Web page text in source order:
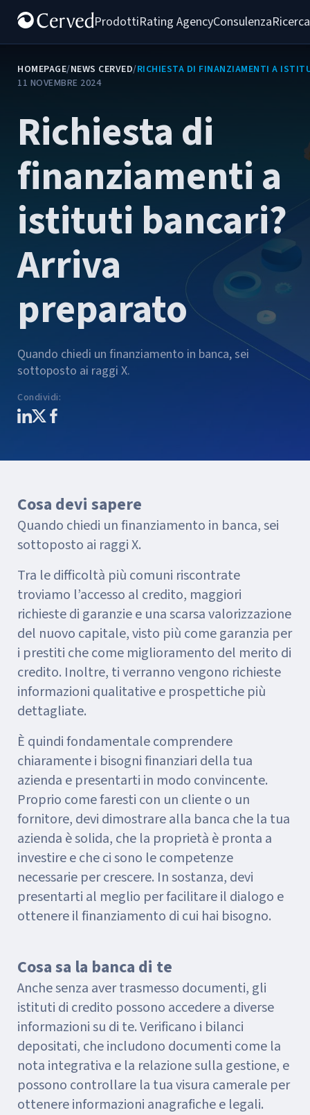
ProdottiRating AgencyConsulenza
HOMEPAGE/NEWS CERVED/RICHIESTA DI FINANZIAMENTI A
11 NOVEMBRE 2024
Richiesta di
finanziamenti a
istituti bancari?
Arriva
preparato
Quando chiedi un finanziamento in banca, sei
sottoposto ai raggi X.
Condividi:
Cosa devi sapere
Quando chiedi un finanziamento in banca, sei
sottoposto ai raggi X.
Tra le difficoltà più comuni riscontrate
troviamo l’accesso al credito, maggiori
richieste di garanzie e una scarsa valorizzazione
del nuovo capitale, visto più come garanzia per
i prestiti che come miglioramento del merito di
credito. Inoltre, ti verranno vengono richieste
informazioni qualitative e prospettiche più
dettagliate.
È quindi fondamentale comprendere
chiaramente i bisogni finanziari della tua
azienda e presentarti in modo convincente.
Proprio come faresti con un cliente o un
fornitore, devi dimostrare alla banca che la tua
azienda è solida, che la proprietà è pronta a
investire e che ci sono le competenze
necessarie per crescere. In sostanza, devi
presentarti al meglio per facilitare il dialogo e
ottenere il finanziamento di cui hai bisogno.
Cosa sa la banca di te
Anche senza aver trasmesso documenti, gli
istituti di credito possono accedere a diverse
informazioni su di te. Verificano i bilanci
depositati, che includono documenti come la
nota integrativa e la relazione sulla gestione, e
possono controllare la tua visura camerale per
ottenere informazioni anagrafiche e legali.